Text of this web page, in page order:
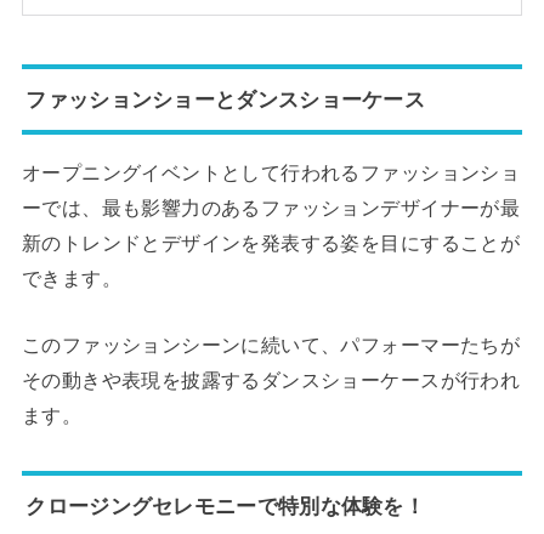
ファッションショーとダンスショーケース
オープニングイベントとして行われるファッションショ
ーでは、最も影響力のあるファッションデザイナーが最
新のトレンドとデザインを発表する姿を目にすることが
できます。
このファッションシーンに続いて、パフォーマーたちが
その動きや表現を披露するダンスショーケースが行われ
ます。
クロージングセレモニーで特別な体験を！